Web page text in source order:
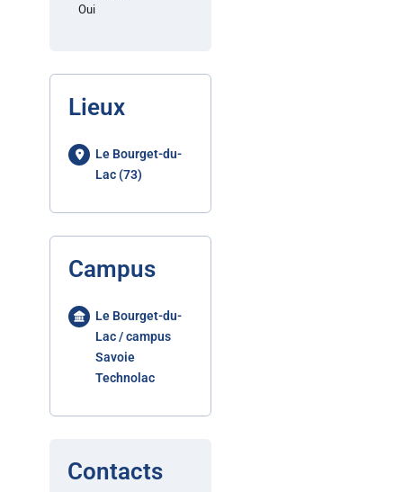
Oui
Lieux
Le Bourget-du-
Lac (73)
Campus
Le Bourget-du-
Lac / campus
Savoie
Technolac
Contacts